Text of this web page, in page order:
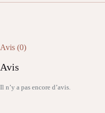
Avis (0)
Avis
Il n’y a pas encore d’avis.